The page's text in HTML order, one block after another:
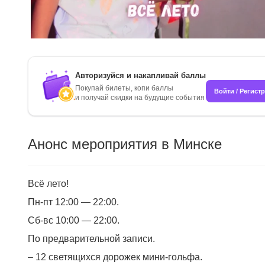
Авторизуйся и накапливай баллы
Покупай билеты, копи баллы
и получай скидки на будущие события
Войти /
Анонс мероприятия в Минске
Всё лето!
Пн-пт 12:00 — 22:00.
Сб-вс 10:00 — 22:00.
По предварительной записи.
– 12 светящихся дорожек мини-гольфа.